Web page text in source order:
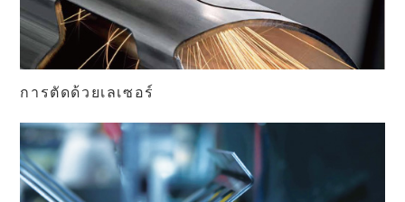
การตัดด้วยเลเซอร์